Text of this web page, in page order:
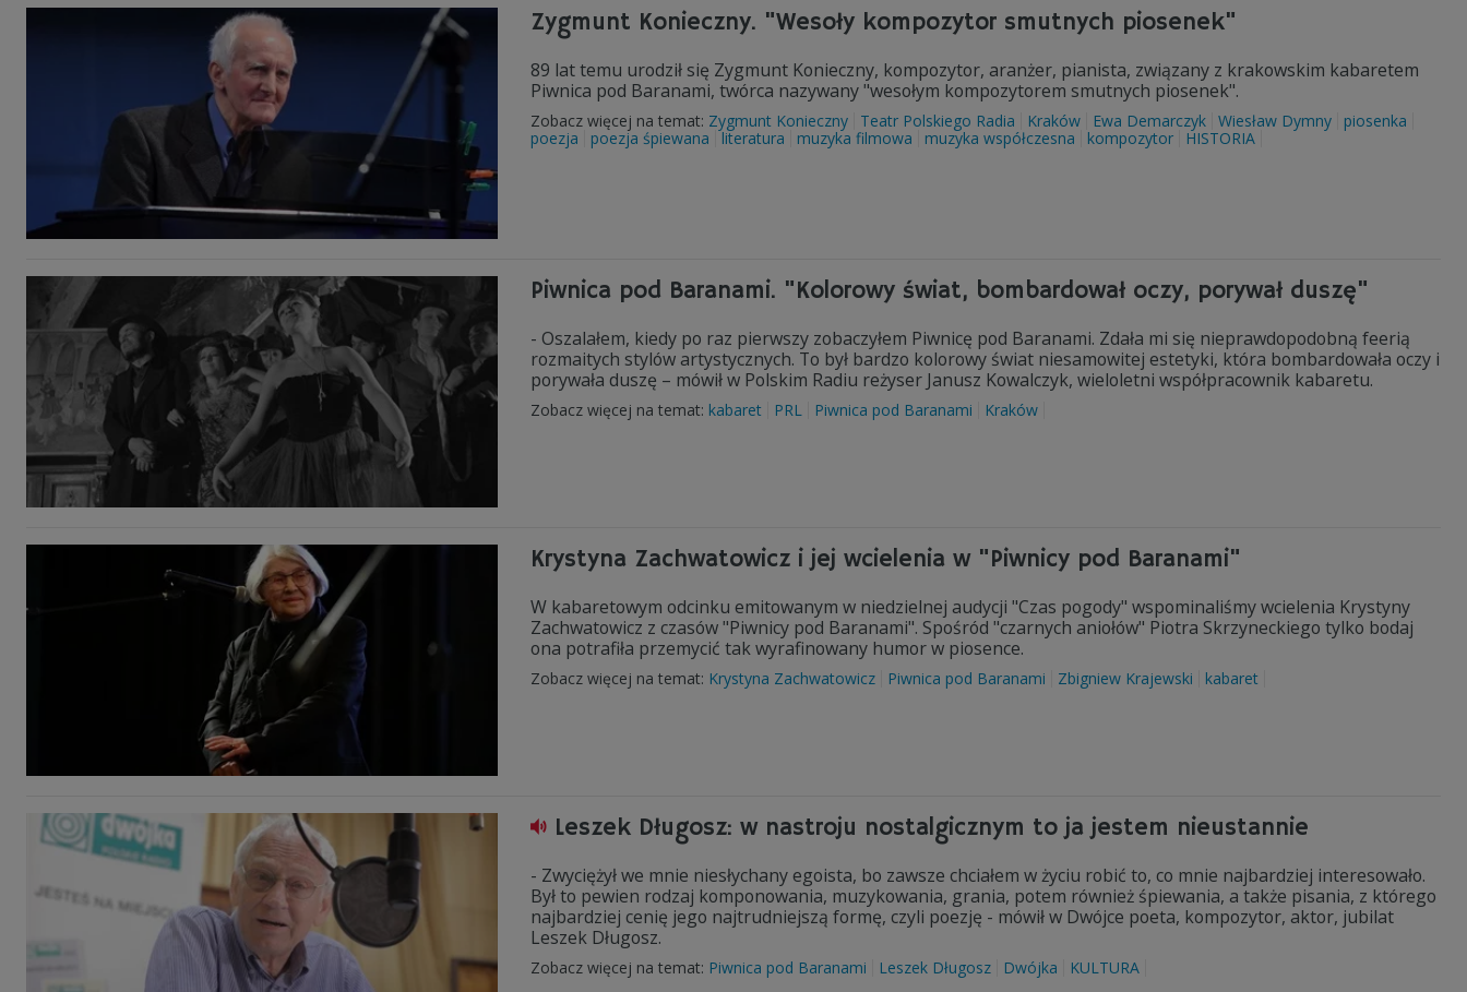
Zygmunt Konieczny. "Wesoły kompozytor smutnych piosenek"
89 lat temu urodził się Zygmunt Konieczny, kompozytor, aranżer, pianista, związany z krakowskim kabaretem
Piwnica pod Baranami, twórca nazywany "wesołym kompozytorem smutnych piosenek".
Zobacz więcej na temat: Zygmunt Konieczny Teatr Polskiego Radia Kraków Ewa Demarczyk Wiesław Dymny
piosenka
poezja
poezja śpiewana literatura muzyka filmowa muzyka współczesna kompozytor HISTORIA
Piwnica pod Baranami. "Kolorowy świat, bombardował oczy, porywał duszę"
- Oszalałem, kiedy po raz pierwszy zobaczyłem Piwnicę pod Baranami. Zdała mi się nieprawdopodobną feerią
rozmaitych stylów artystycznych. To był bardzo kolorowy świat niesamowitej estetyki, która bombardowała oczy i
porywała duszę – mówił w Polskim Radiu reżyser Janusz Kowalczyk, wieloletni współpracownik kabaretu.
Zobacz więcej na temat: kabaret PRL Piwnica pod Baranami Kraków
Krystyna Zachwatowicz i jej wcielenia w "Piwnicy pod Baranami"
W kabaretowym odcinku emitowanym w niedzielnej audycji "Czas pogody" wspominaliśmy wcielenia Krystyny
Zachwatowicz z czasów "Piwnicy pod Baranami". Spośród "czarnych aniołów" Piotra Skrzyneckiego tylko bodaj
ona potrafiła przemycić tak wyrafinowany humor w piosence.
Zobacz więcej na temat: Krystyna Zachwatowicz Piwnica pod Baranami Zbigniew Krajewski kabaret
Leszek Długosz: w nastroju nostalgicznym to ja jestem nieustannie
- Zwyciężył we mnie niesłychany egoista, bo zawsze chciałem w życiu robić to, co mnie najbardziej interesowało.
Był to pewien rodzaj komponowania, muzykowania, grania, potem również śpiewania, a także pisania, z którego
najbardziej cenię jego najtrudniejszą formę, czyli poezję - mówił w Dwójce poeta, kompozytor, aktor, jubilat
Leszek Długosz.
Zobacz więcej na temat: Piwnica pod Baranami Leszek Długosz Dwójka KULTURA